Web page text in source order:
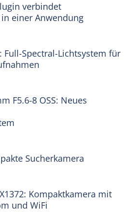
verbindet
einer Anwendung
Full-Spectral-Lichtsystem für
F5.6-8 OSS: Neues
Sucherkamera
Kompaktkamera mit
und WiFi